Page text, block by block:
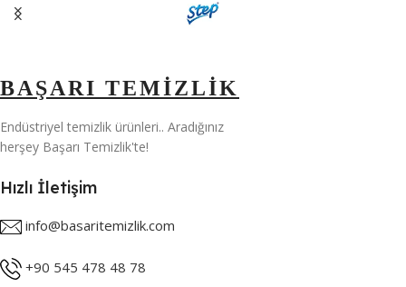
BAŞARI TEMİZLİK
Endüstriyel temizlik ürünleri.. Aradığınız
herşey Başarı Temizlik'te!
Hızlı İletişim
info@basaritemizlik.com
+90 545 478 48 78